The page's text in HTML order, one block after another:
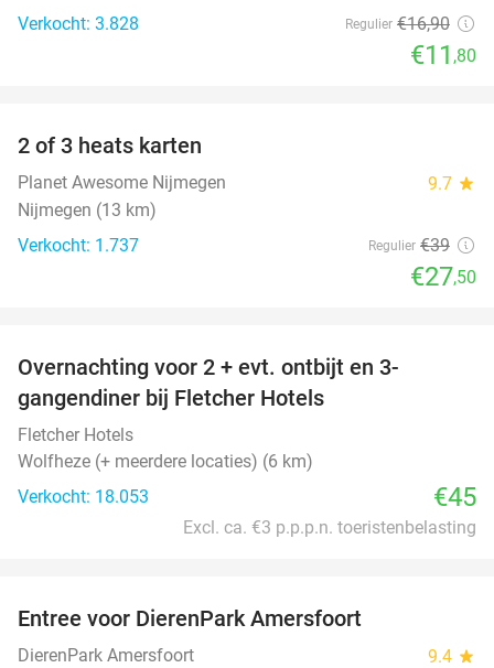
Verkocht: 3.828
Regulier €16,90
€11 ,80
2 of 3 heats karten
Planet Awesome Nijmegen 9.7 star
Nijmegen (13 km)
Verkocht: 1.737
Regulier €39
€27,50
Overnachting voor 2 + evt. ontbijt en 3-
gangendiner bij Fletcher Hotels
Fletcher Hotels
Wolfheze (+ meerdere locaties) (6 km)
Verkocht: 18.053
€45
Excl. ca. €3 p.p.p.n. toeristenbelasting
Entree voor DierenPark Amersfoort
DierenPark Amersfoort 9.4 star